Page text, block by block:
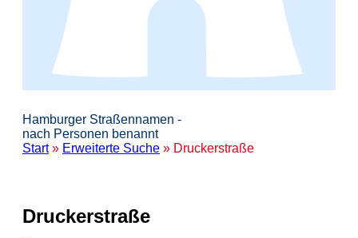
Hamburger Straßennamen -
nach Personen benannt
Start» Erweiterte Suche » Druckerstraße
Druckerstraße